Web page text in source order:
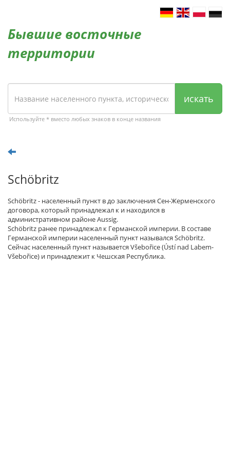
Бывшие восточные
территории
искать
Используйте * вместо любых знаков в конце названия
Schöbritz
Schöbritz - населенный пункт в до заключения Сен-Жерменского
договора, который принадлежал к и находился в
административном районе Aussig.
Schöbritz ранее принадлежал к Германской империи. В составе
Германской империи населенный пункт назывался Schöbritz.
Сейчас населенный пункт называется Všebořice (Ústí nad Labem-
Všebořice) и принадлежит к Чешская Республика.